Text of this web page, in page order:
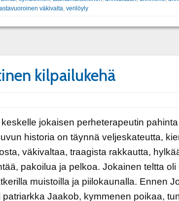
väkivalta verilöyly
kilpailukehä
jokaisen perheterapeutin pahinta
historia on täynnä veljeskateutta,
väkivaltaa, traagista rakkautta,
pakoilua ja pelkoa. Jokainen teltta oli
muistoilla ja piilokaunalla. Ennen
patriarkka Jaakob, kymmenen poikaa,